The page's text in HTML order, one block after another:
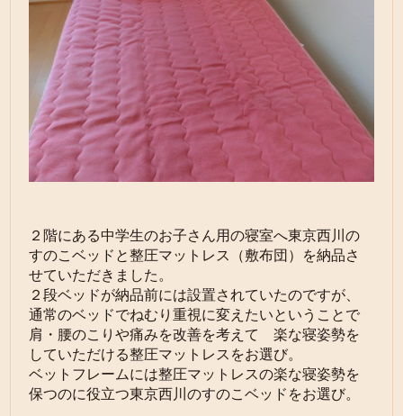
２階にある中学生のお子さん用の寝室へ東京西川の
すのこベッドと整圧マットレス（敷布団）を納品さ
せていただきました。
２段ベッドが納品前には設置されていたのですが、
通常のベッドでねむり重視に変えたいということで
肩・腰のこりや痛みを改善を考えて 楽な寝姿勢を
していただける整圧マットレスをお選び。
ベットフレームには整圧マットレスの楽な寝姿勢を
保つのに役立つ東京西川のすのこベッドをお選び。